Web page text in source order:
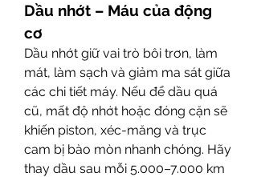
Dầu nhớt – Máu của động
cơ
Dầu nhớt giữ vai trò bôi trơn, làm
mát, làm sạch và giảm ma sát giữa
các chi tiết máy. Nếu để dầu quá
cũ, mất độ nhớt hoặc đóng cặn sẽ
khiến piston, xéc-măng và trục
cam bị bào mòn nhanh chóng. Hãy
thay dầu sau mỗi 5.000–7.000 km